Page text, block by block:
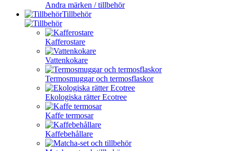
Andra märken / tillbehör
Tillbehör
Kafferostare
Vattenkokare
Termosmuggar och termosflaskor
Ekologiska rätter Ecotree
Kaffe termosar
Kaffebehållare